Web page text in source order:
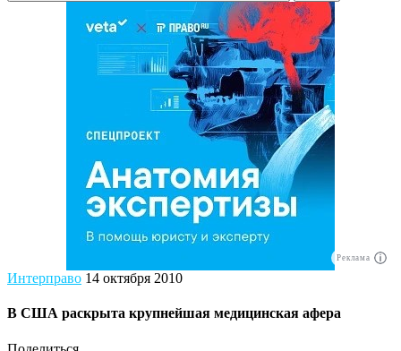
Реклама
Интерправо 14 октября 2010
В США раскрыта крупнейшая медицинская афера